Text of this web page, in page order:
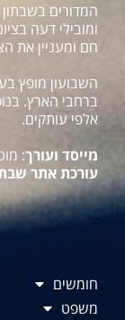
המדורים
ומובילי דעה
חם ומעניין את
ברחבי הארץ.
אלפי עותקים.
מייסד ועורך:
עורכת אתר
חומשים
משפט